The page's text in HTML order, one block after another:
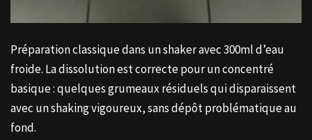
Préparation classique dans un shaker avec 300ml d’eau
froide. La dissolution est correcte pour un concentré
basique : quelques grumeaux résiduels qui disparaissent
avec un shaking vigoureux, sans dépôt problématique au
fond.